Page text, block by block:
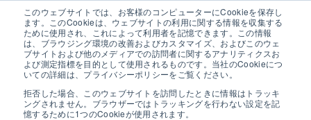
このウェブサイトでは、お客様のコンピューターにCookieを保存し
ます。このCookieは、ウェブサイトの利用に関する情報を収集する
ために使用され、これによって利用者を記憶できます。この情報
は、ブラウジング環境の改善およびカスタマイズ、およびこのウェ
ブサイトおよび他のメディアでの訪問者に関するアナリティクスお
よび測定指標を目的として使用されるものです。当社のCookieにつ
いての詳細は、プライバシーポリシーをご覧ください。
拒否した場合、このウェブサイトを訪問したときに情報はトラッキ
ングされません。ブラウザーではトラッキングを行わない設定を記
憶するために1つのCookieが使用されます。
福利厚生